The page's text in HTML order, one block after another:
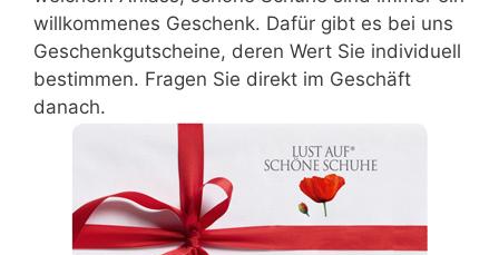
willkommenes Geschenk. Dafür gibt es bei uns
Geschenkgutscheine, deren Wert Sie individuell
bestimmen. Fragen Sie direkt im Geschäft
danach.